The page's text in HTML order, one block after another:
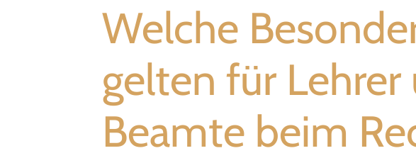
Welche
gelten für Lehrer
Beamte beim